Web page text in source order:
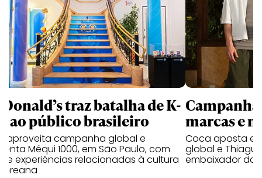
traz batalha de K-
ao público brasileiro
aproveita campanha global e
Méqui 1000, em São Paulo, com
e experiências relacionadas à cultura
marcas e
Coca aposta
global e
embaixador da